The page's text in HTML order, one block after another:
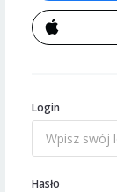
Login
Hasło